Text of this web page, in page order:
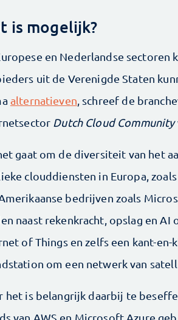
is mogelijk?
en Nederlandse sectoren
uit de Verenigde Staten
alternatieven , schreef de
Dutch Cloud Community
gaat om de diversiteit van het
clouddiensten in Europa,
bedrijven zoals
naast rekenkracht, opslag en AI
of Things en zelfs een kant-
om een netwerk van
het is belangrijk daarbij te
van AWS en Microsoft Azure